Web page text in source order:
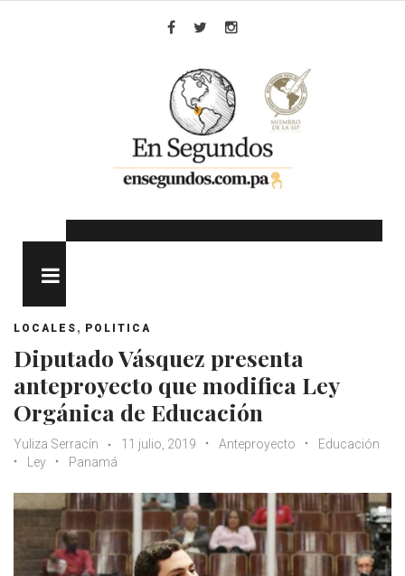
LOCALES , POLITICA
Diputado Vásquez presenta
anteproyecto que modifica Ley
Orgánica de Educación
Yuliza Serracín 11 julio, 2019 Anteproyecto
Educación
Ley
Panamá